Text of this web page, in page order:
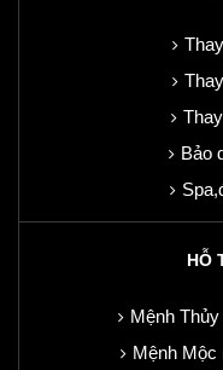
Bảo
HỖ
Mệnh
Mệnh Mộc